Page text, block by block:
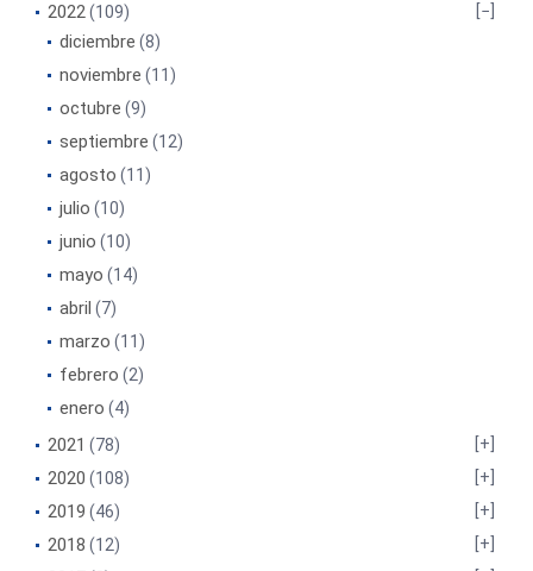
2022(109)
diciembre (8)
noviembre (11)
octubre (9)
septiembre (12)
agosto (11)
julio (10)
junio (10)
mayo (14)
abril (7)
marzo (11)
febrero (2)
enero (4)
2021 (78)
2020 (108)
2019 (46)
2018 (12)